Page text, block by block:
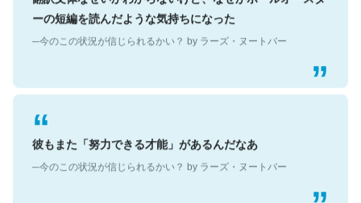
ーの短編を読んだような気持ちになった
─今のこの状況が信じられるかい？ by ラーズ・ヌートバー
彼もまた「努力できる才能」があるんだなあ
─今のこの状況が信じられるかい？ by ラーズ・ヌートバー